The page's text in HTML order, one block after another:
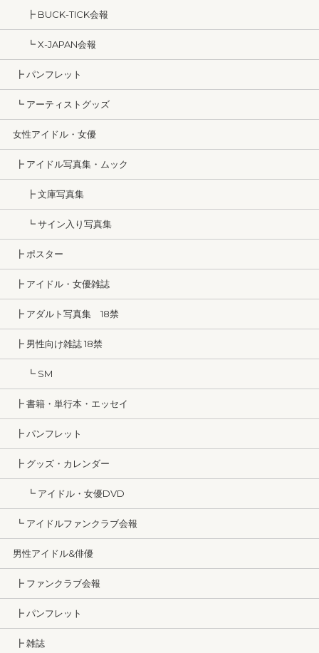
┣ BUCK-TICK会報
┗ X-JAPAN会報
┣ パンフレット
┗ アーティストグッズ
女性アイドル・女優
┣ アイドル写真集・ムック
┣ 文庫写真集
┗ サイン入り写真集
┣ ポスター
┣ アイドル・女優雑誌
┣ アダルト写真集 18禁
┣ 男性向け雑誌 18禁
┗ SM
┣ 書籍・単行本・エッセイ
┣ パンフレット
┣ グッズ・カレンダー
┗ アイドル・女優DVD
┗ アイドルファンクラブ会報
男性アイドル&俳優
┣ ファンクラブ会報
┣ パンフレット
┣ 雑誌